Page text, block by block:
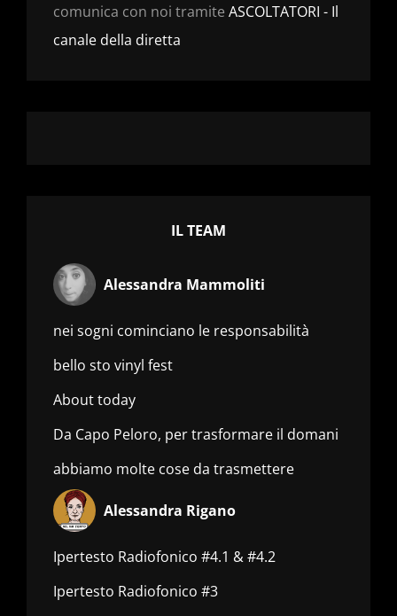
comunica con noi tramite ASCOLTATORI - Il
canale della diretta
IL TEAM
Alessandra Mammoliti
nei sogni cominciano le responsabilità
bello sto vinyl fest
About today
Da Capo Peloro, per trasformare il domani
abbiamo molte cose da trasmettere
Alessandra Rigano
Ipertesto Radiofonico #4.1 & #4.2
Ipertesto Radiofonico #3